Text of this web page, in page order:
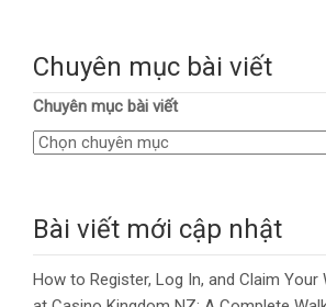
Chuyên mục bài viết
Chuyên mục bài viết
Bài viết mới cập nhật
How to Register, Log In, and Claim Your